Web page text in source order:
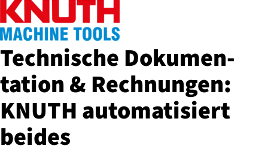
Technische Do­ku­men­
ta­ti­on & Rechnungen:
KNUTH au­to­ma­ti­siert
beides